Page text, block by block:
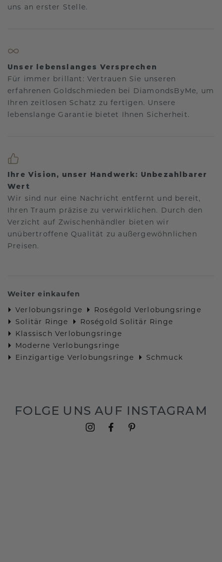
uns an erster Stelle.
Unser lebenslanges Versprechen
Für immer brillant: Vertrauen Sie unseren
erfahrenen Goldschmieden bei DiamondsByMe, um
Ihren zeitlosen Schatz zu fertigen. Unsere
lebenslange Garantie bietet Ihnen Sicherheit.
Ihre Vision, unser Handwerk: Unbezahlbarer
Wert
Wir sind nur eine Nachricht entfernt und bereit,
Ihren Traum präzise zu verwirklichen. Durch den
Verzicht auf Zwischenhändler bieten wir
unübertroffene Qualität zu außergewöhnlichen
Preisen.
Weiter einkaufen
Verlobungsringe
Roségold Verlobungsringe
Solitär Ringe
Roségold Solitär Ringe
Klassisch Verlobungsringe
Moderne Verlobungsringe
Einzigartige Verlobungsringe
Schmuck
FOLGE UNS AUF INSTAGRAM